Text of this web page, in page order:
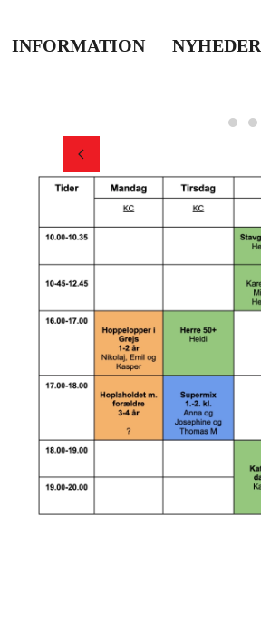
INFORMATION NYHEDER